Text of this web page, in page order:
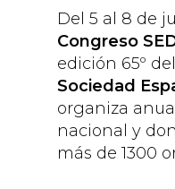
Del 5 al 8 de
Congreso
edición 65º
Sociedad
organiza
nacional y
más de 1300